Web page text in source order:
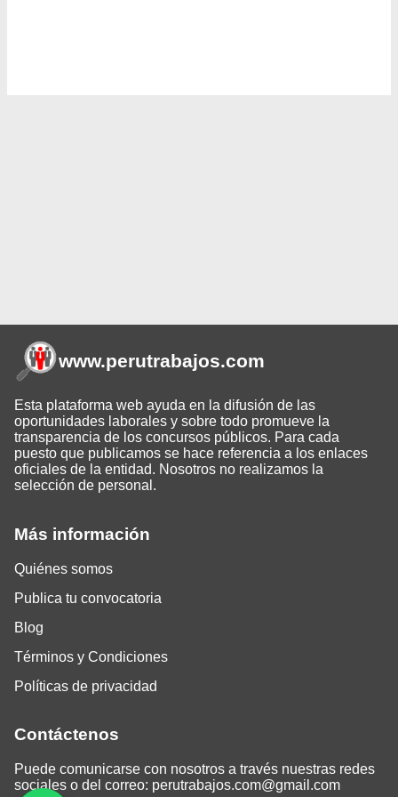
Más información
Quiénes somos
Publica tu convocatoria
Blog
Términos y Condiciones
Políticas de privacidad
Contáctenos
Puede comunicarse con nosotros a través nuestras redes
sociales o del correo: perutrabajos.com@gmail.com
www.perutrabajos.com
Esta plataforma web ayuda en la difusión de las
oportunidades laborales y sobre todo promueve la
transparencia de los concursos públicos. Para cada
puesto que publicamos se hace referencia a los enlaces
oficiales de la entidad. Nosotros no realizamos la
selección de personal.